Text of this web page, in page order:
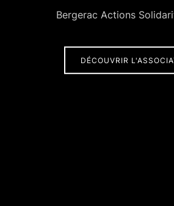
Bergerac Actions
DÉCOUVRIR